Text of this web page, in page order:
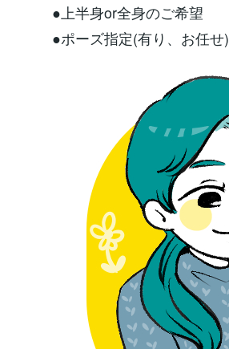
●上半身or全身のご希望
●ポーズ指定(有り、お任せ)